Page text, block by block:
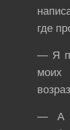
где
— Я
моих
— А